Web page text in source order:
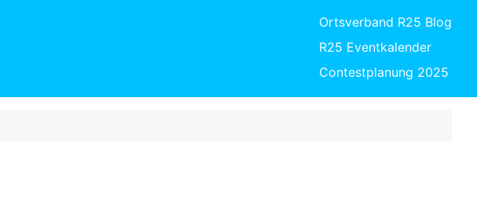
Ortsverband R25 Blog
R25 Eventkalender
Contestplanung 2025